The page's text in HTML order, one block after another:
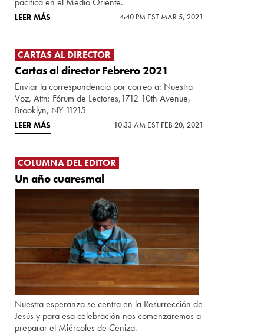
LEER MÁS 4:40 PM EST MAR 5, 2021
CARTAS AL DIRECTOR
Cartas al director Febrero 2021
Enviar la correspondencia por correo a: Nuestra
Voz, Attn: Fórum de Lectores,1712 10th Avenue,
Brooklyn, NY 11215
LEER MÁS 10:33 AM EST FEB 20, 2021
COLUMNA DEL EDITOR
Un año cuaresmal
Nuestra esperanza se centra en la Resurrección de
Jesús y para esa celebración nos comenzaremos a
preparar el Miércoles de Ceniza.